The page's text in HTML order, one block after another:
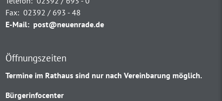
Fax: 02392 / 693 - 48
E-Mail: post@neuenrade.de
Öffnungszeiten
Termine im Rathaus sind nur nach Vereinbarung möglich.
Bürgerinfocenter